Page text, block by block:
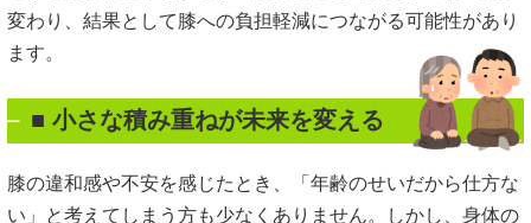
変わり、結果として膝への負担軽減につながる可能性があり
ます。
■ 小さな積み重ねが未来を変える
膝の違和感や不安を感じたとき、「年齢のせいだから仕方な
い」と考えてしまう方も少なくありません。しかし、身体の